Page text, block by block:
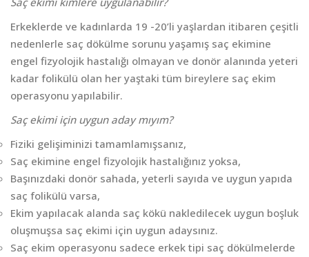
Erkeklerde ve kadınlarda 19 -20’li yaşlardan itibaren çeşitli
nedenlerle saç dökülme sorunu yaşamış saç ekimine
engel fizyolojik hastalığı olmayan ve donör alanında yeteri
kadar folikülü olan her yaştaki tüm bireylere saç ekim
operasyonu yapılabilir.
Saç ekimi için uygun aday mıyım?
Fiziki gelişiminizi tamamlamışsanız,
Saç ekimine engel fizyolojik hastalığınız yoksa,
Başınızdaki donör sahada, yeterli sayıda ve uygun yapıda
saç folikülü varsa,
Ekim yapılacak alanda saç kökü nakledilecek uygun boşluk
oluşmuşsa saç ekimi için uygun adaysınız.
Saç ekim operasyonu sadece erkek tipi saç dökülmelerde